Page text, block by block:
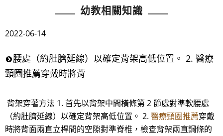
幼教相關知識
2022-06-14
腰處（約肚臍延線）以確定背架高低位置。 2. 醫療
頸圈推薦穿戴時將背
背架穿著方法 1. 首先以背架中間橫條第 2 節處對準軟腰處
（約肚臍延線）以確定背架高低位置。 2. 醫療頸圈推薦穿戴
時將背面兩直立桿間的空隙對準脊椎，檢查背架兩直鋼條的